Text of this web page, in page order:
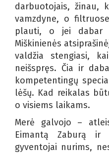
darbuotojais, žinau,
vamzdyne, o
plauti, o jei
Miškinienės
valdžia stengiasi,
neišspręs. Čia ir
kompetentingų
lėšų. Kad reikalas
o visiems laikams.
Merė galvojo –
Eimantą Zaburą ir
gyventojai nurims,